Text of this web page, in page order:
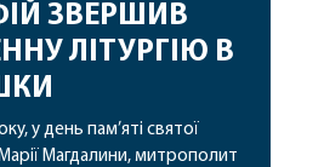
ЗВЕРШИВ
ЛІТУРГІЮ В
у день пам’яті святої
Магдалини, митрополит